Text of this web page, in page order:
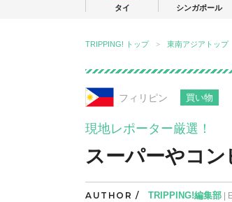
タイ シンガポール
TRIPPING! トップ 東南アジアトップ
フィリピン 買い物
現地レポーター厳選！
スーパーやコ
AUTHOR / TRIPPING!編集部 |